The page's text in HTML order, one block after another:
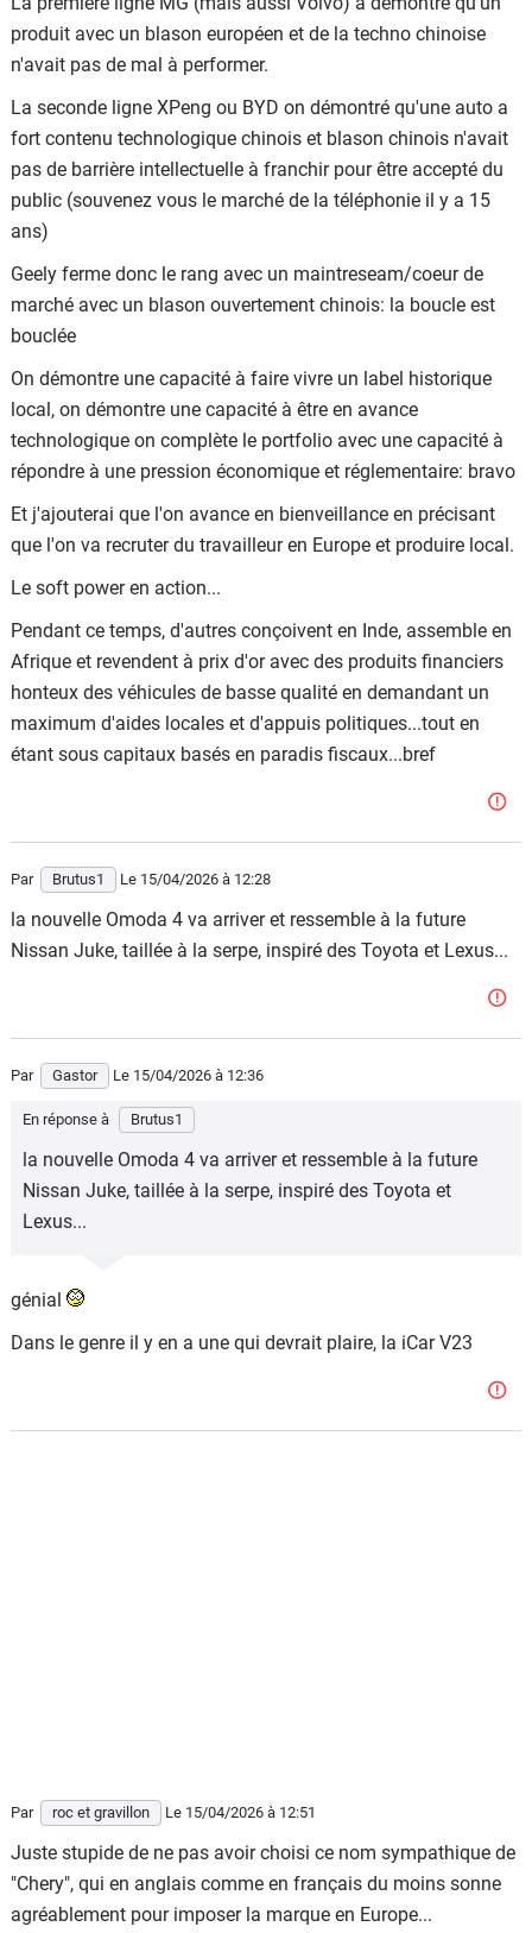
produit avec un blason européen et de la techno chinoise
n'avait pas de mal à performer.
La seconde ligne XPeng ou BYD on démontré qu'une auto a
fort contenu technologique chinois et blason chinois n'avait
pas de barrière intellectuelle à franchir pour être accepté du
public (souvenez vous le marché de la téléphonie il y a 15
ans)
Geely ferme donc le rang avec un maintreseam/coeur de
marché avec un blason ouvertement chinois: la boucle est
bouclée
On démontre une capacité à faire vivre un label historique
local, on démontre une capacité à être en avance
technologique on complète le portfolio avec une capacité à
répondre à une pression économique et réglementaire: bravo
Et j'ajouterai que l'on avance en bienveillance en précisant
que l'on va recruter du travailleur en Europe et produire local.
Le soft power en action...
Pendant ce temps, d'autres conçoivent en Inde, assemble en
Afrique et revendent à prix d'or avec des produits financiers
honteux des véhicules de basse qualité en demandant un
maximum d'aides locales et d'appuis politiques...tout en
étant sous capitaux basés en paradis fiscaux...bref
Par Brutus1 Le 15/04/2026 à 12:28
la nouvelle Omoda 4 va arriver et ressemble à la future
Nissan Juke, taillée à la serpe, inspiré des Toyota et Lexus...
Par Gastor Le 15/04/2026 à 12:36
En réponse à Brutus1
la nouvelle Omoda 4 va arriver et ressemble à la future
Nissan Juke, taillée à la serpe, inspiré des Toyota et
Lexus...
génial
Dans le genre il y en a une qui devrait plaire, la iCar V23
Par roc et gravillon Le 15/04/2026 à 12:51
Juste stupide de ne pas avoir choisi ce nom sympathique de
"Chery", qui en anglais comme en français du moins sonne
agréablement pour imposer la marque en Europe...